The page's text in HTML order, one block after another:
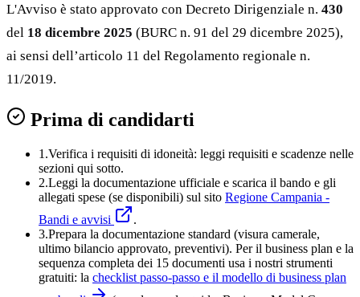
L'Avviso è stato approvato con Decreto Dirigenziale n. 430
del 18 dicembre 2025 (BURC n. 91 del 29 dicembre 2025),
ai sensi dell’articolo 11 del Regolamento regionale n.
11/2019.
Prima di candidarti
1.Verifica i requisiti di idoneità: leggi requisiti e scadenze nelle
sezioni qui sotto.
2.Leggi la documentazione ufficiale e scarica il bando e gli
allegati spese (se disponibili) sul sito Regione Campania -
Bandi e avvisi
.
3.Prepara la documentazione standard (visura camerale,
ultimo bilancio approvato, preventivi). Per il business plan e la
sequenza completa dei 15 documenti usa i nostri strumenti
gratuiti: la checklist passo-passo e il modello di business plan